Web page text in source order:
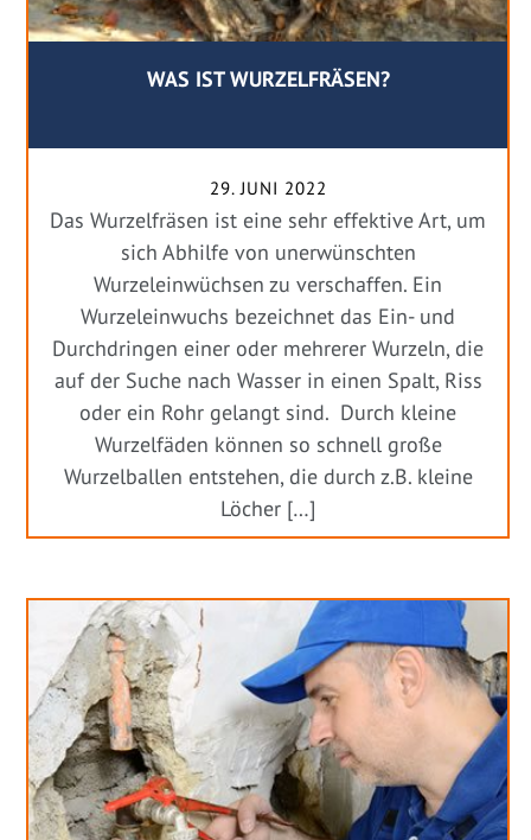
WAS IST WURZELFRÄSEN?
29. JUNI 2022
Das Wurzelfräsen ist eine sehr effektive Art, um
sich Abhilfe von unerwünschten
Wurzeleinwüchsen zu verschaffen. Ein
Wurzeleinwuchs bezeichnet das Ein- und
Durchdringen einer oder mehrerer Wurzeln, die
auf der Suche nach Wasser in einen Spalt, Riss
oder ein Rohr gelangt sind. Durch kleine
Wurzelfäden können so schnell große
Wurzelballen entstehen, die durch z.B. kleine
Löcher […]